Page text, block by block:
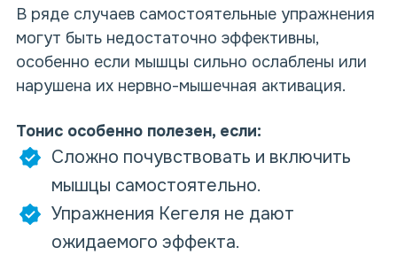
В ряде случаев самостоятельные упражнения
могут быть недостаточно эффективны,
особенно если мышцы сильно ослаблены или
нарушена их нервно-мышечная активация.
Тонис особенно полезен, если:
Сложно почувствовать и включить
мышцы самостоятельно.
Упражнения Кегеля не дают
ожидаемого эффекта.